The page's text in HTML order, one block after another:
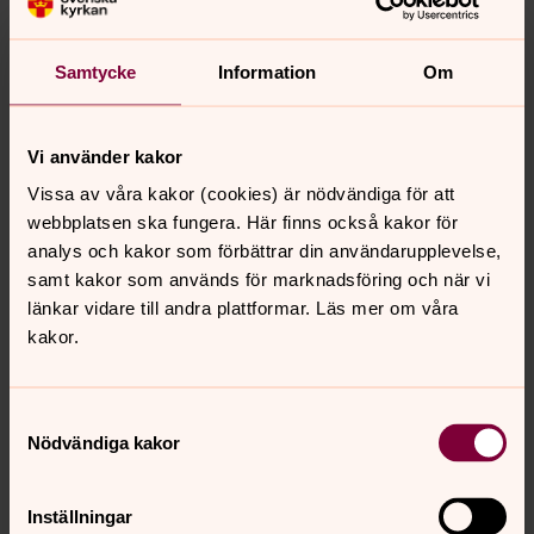
Samtycke Information Om
Vi använder kakor
Vissa av våra kakor (cookies) är nödvändiga för att
webbplatsen ska fungera. Här finns också kakor för
analys och kakor som förbättrar din användarupplevelse,
samt kakor som används för marknadsföring och när vi
länkar vidare till andra plattformar. Läs mer om våra
kakor.
Nödvändiga kakor
Inställningar
Kyrkomusiker, Kärna församling
Direkt:013 - 23 05 64
E-post:karl.bolmvall@svenskakyrkan.se